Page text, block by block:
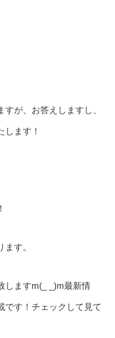
が、お答えしますし、
します！
す。
しますm(_ _)m最新情
です！チェックして見て